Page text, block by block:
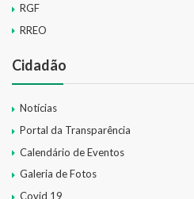
RGF
RREO
Cidadão
Notícias
Portal da Transparência
Calendário de Eventos
Galeria de Fotos
Covid 19